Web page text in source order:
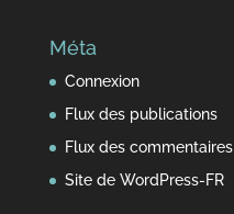
Méta
Connexion
Flux des publications
Flux des commentaires
Site de WordPress-FR